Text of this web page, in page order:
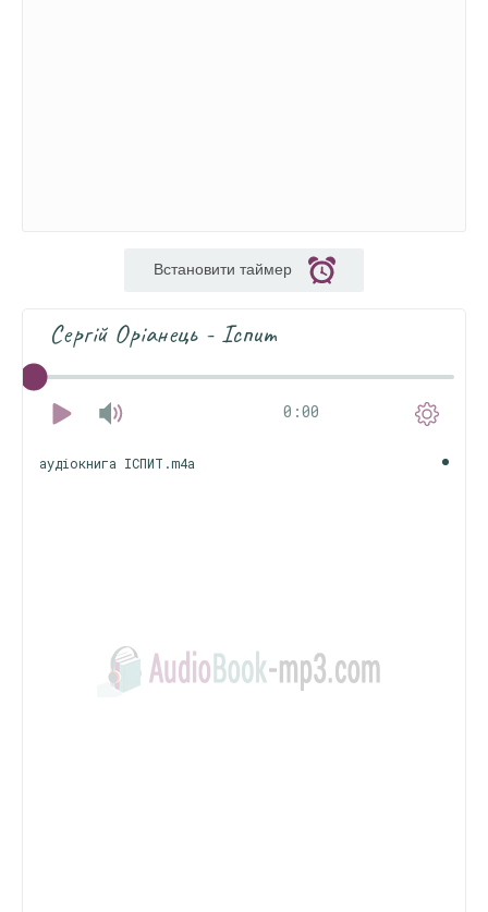
Встановити таймер
Сергій Оріанець - Іспит
0:00
аудіокнига ІСПИТ.m4a